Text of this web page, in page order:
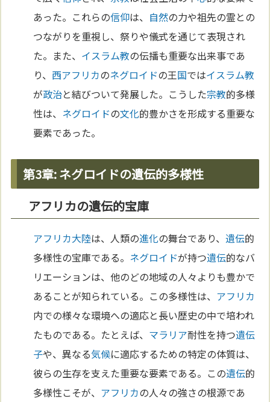
あった。これらの信仰は、 自然の力や祖先の霊との
つながりを重視し、祭りや儀式を通じて表現され
た。また、 イスラム教の伝播も重要な出来事であ
り、 西アフリカのネグロイドの王国ではイスラム教
が政治と結びついて発展した。こうした宗教的多様
性は、 ネグロイドの文化的豊かさを形成する重要な
要素であった。
第3章: ネグロイドの遺伝的多様性
アフリカの遺伝的宝庫
アフリカ大陸は、人類の進化の舞台であり、遺伝的
多様性の宝庫である。 ネグロイドが持つ遺伝的なバ
リエーションは、他のどの地域の人々よりも豊かで
あることが知られている。この多様性は、 アフリカ
内での様々な環境への適応と長い歴史の中で培われ
たものである。たとえば、 マラリア耐性を持つ遺伝
子や、異なる気候に適応するための特定の体質は、
彼らの生存を支えた重要な要素である。この遺伝的
多様性こそが、 アフリカの人々の強さの根源であ